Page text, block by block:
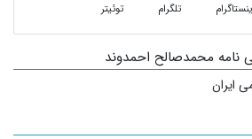
تلگرام توئیتر
نامه محمدصالح احمدوند
ایران